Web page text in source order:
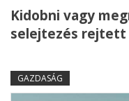
Kidobni vagy
selejtezés rejtett
GAZDASÁG